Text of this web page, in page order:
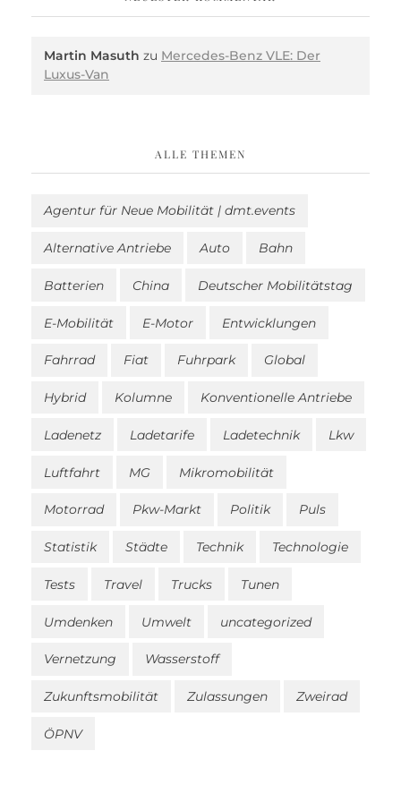
Martin Masuth zu Mercedes-Benz VLE: Der
Luxus-Van
ALLE THEMEN
Agentur für Neue Mobilität | dmt.events
Alternative Antriebe Auto Bahn
Batterien China Deutscher Mobilitätstag
E-Mobilität E-Motor Entwicklungen
Fahrrad Fiat Fuhrpark Global
Hybrid Kolumne Konventionelle Antriebe
Ladenetz Ladetarife Ladetechnik Lkw
Luftfahrt MG Mikromobilität
Motorrad Pkw-Markt Politik Puls
Statistik Städte Technik Technologie
Tests Travel Trucks Tunen
Umdenken Umwelt uncategorized
Vernetzung Wasserstoff
Zukunftsmobilität Zulassungen Zweirad
ÖPNV